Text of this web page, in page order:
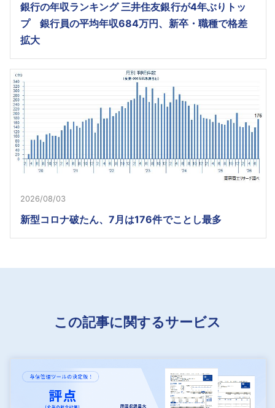
銀行の年収ランキング 三井住友銀行が4年ぶりトッ
プ 銀行員の平均年収684万円、新卒・職種で格差
拡大
2026/08/03
新型コロナ破たん、7月は176件でことし最多
この記事に関するサービス